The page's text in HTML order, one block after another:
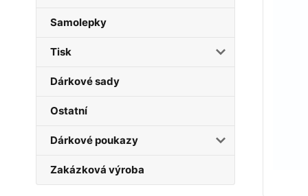
Samolepky
Tisk
Dárkové sady
Ostatní
Dárkové poukazy
Zakázková výroba